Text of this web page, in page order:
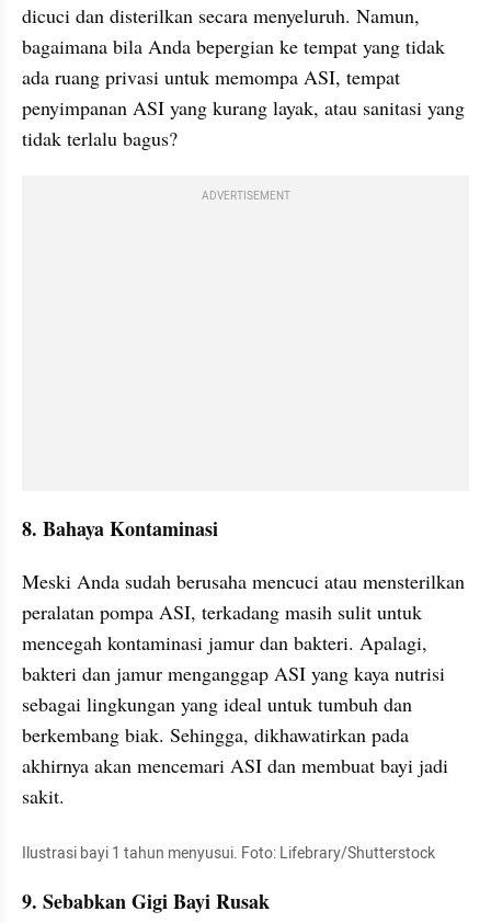
dicuci dan disterilkan secara menyeluruh. Namun,
bagaimana bila Anda bepergian ke tempat yang tidak
ada ruang privasi untuk memompa ASI, tempat
penyimpanan ASI yang kurang layak, atau sanitasi yang
tidak terlalu bagus?
ADVERTISEMENT
8. Bahaya Kontaminasi
Meski Anda sudah berusaha mencuci atau mensterilkan
peralatan pompa ASI, terkadang masih sulit untuk
mencegah kontaminasi jamur dan bakteri. Apalagi,
bakteri dan jamur menganggap ASI yang kaya nutrisi
sebagai lingkungan yang ideal untuk tumbuh dan
berkembang biak. Sehingga, dikhawatirkan pada
akhirnya akan mencemari ASI dan membuat bayi jadi
sakit.
Ilustrasi bayi 1 tahun menyusui. Foto: Lifebrary/Shutterstock
9. Sebabkan Gigi Bayi Rusak